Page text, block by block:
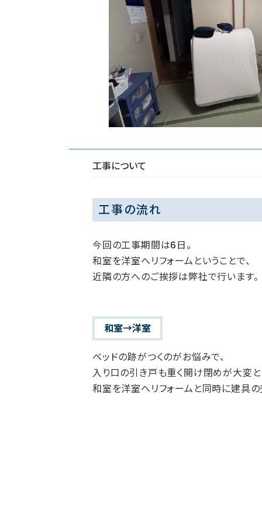
工事について
工事の流れ
今回の工事期間は6日。
和室を洋室へリフォームということで、
近隣の方へのご挨拶は弊社で行います。
和室→洋室
ベッドの跡がつくのがお悩みで、
入り口の引き戸も重く開け閉めが大変と
和室を洋室へリフォームと同時に建具の